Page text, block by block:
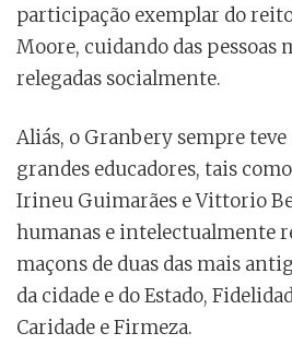
participação exemplar do
Moore, cuidando das pessoas
relegadas socialmente.
Aliás, o Granbery sempre teve
grandes educadores, tais
Irineu Guimarães e Vittorio
humanas e intelectualmente
maçons de duas das mais
da cidade e do Estado,
Caridade e Firmeza.